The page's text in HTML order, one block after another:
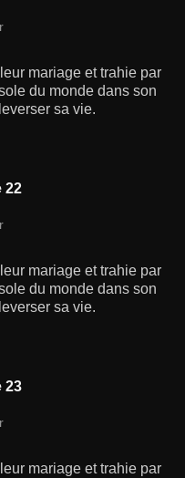
mariage et trahie par
du monde dans son
sa vie.
22
mariage et trahie par
du monde dans son
sa vie.
23
mariage et trahie par